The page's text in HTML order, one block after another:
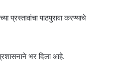
पाठपुरावा करण्याचे
भर दिला आहे.